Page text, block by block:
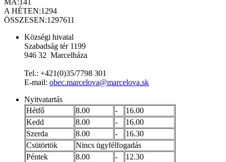
MA:141
A HÉTEN:1294
ÖSSZESEN:1297611
Községi hivatal
Szabadság tér 1199
946 32 Marcelháza
Tel.: +421(0)35/7798 301
E-mail: obec.marcelova@marcelova.sk
Nyitvatartás
Hétfő
8.00 -
16.00
Kedd
8.00 -
16.00
Szerda
8.00 -
16.30
Csütörtök
Nincs ügyfélfogadás
Péntek
8.00 - 12.30